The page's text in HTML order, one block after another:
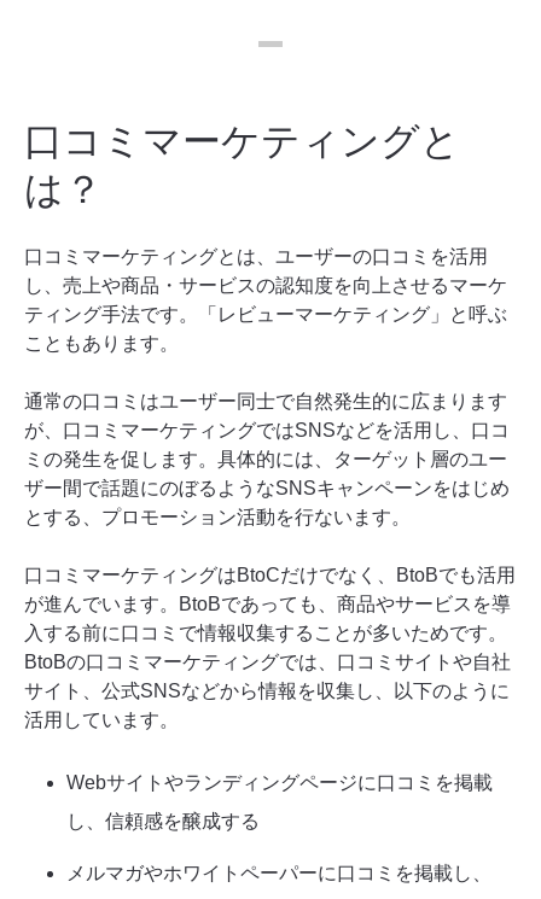
口コミマーケティングと
は？
口コミマーケティングとは、ユーザーの口コミを活用
し、売上や商品・サービスの認知度を向上させるマーケ
ティング手法です。「レビューマーケティング」と呼ぶ
こともあります。
通常の口コミはユーザー同士で自然発生的に広まります
が、口コミマーケティングではSNSなどを活用し、口コ
ミの発生を促します。具体的には、ターゲット層のユー
ザー間で話題にのぼるようなSNSキャンペーンをはじめ
とする、プロモーション活動を行ないます。
口コミマーケティングはBtoCだけでなく、BtoBでも活用
が進んでいます。BtoBであっても、商品やサービスを導
入する前に口コミで情報収集することが多いためです。
BtoBの口コミマーケティングでは、口コミサイトや自社
サイト、公式SNSなどから情報を収集し、以下のように
活用しています。
Webサイトやランディングページに口コミを掲載
し、信頼感を醸成する
メルマガやホワイトペーパーに口コミを掲載し、